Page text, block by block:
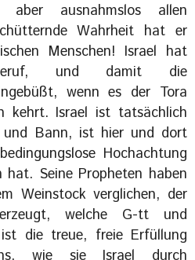
ausnahmslos allen
Wahrheit hat er
Menschen! Israel hat
und damit die
wenn es der Tora
kehrt. Israel ist tatsächlich
Bann, ist hier und dort
Hochachtung
hat. Seine Propheten haben
Weinstock verglichen, der
welche G-tt und
die treue, freie Erfüllung